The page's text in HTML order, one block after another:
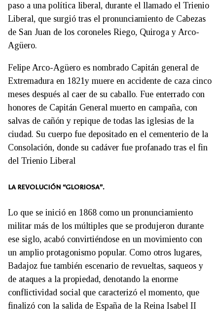
paso a una política liberal, durante el llamado el Trienio
Liberal, que surgió tras el pronunciamiento de Cabezas
de San Juan de los coroneles Riego, Quiroga y Arco-
Agüero.
Felipe Arco-Agüero es nombrado Capitán general de
Extremadura en 1821y muere en accidente de caza cinco
meses después al caer de su caballo. Fue enterrado con
honores de Capitán General muerto en campaña, con
salvas de cañón y repique de todas las iglesias de la
ciudad. Su cuerpo fue depositado en el cementerio de la
Consolación, donde su cadáver fue profanado tras el fin
del Trienio Liberal
LA REVOLUCIÓN “GLORIOSA”.
Lo que se inició en 1868 como un pronunciamiento
militar más de los múltiples que se produjeron durante
ese siglo, acabó convirtiéndose en un movimiento con
un amplio protagonismo popular. Como otros lugares,
Badajoz fue también escenario de revueltas, saqueos y
de ataques a la propiedad, denotando la enorme
conflictividad social que caracterizó el momento, que
finalizó con la salida de España de la Reina Isabel II